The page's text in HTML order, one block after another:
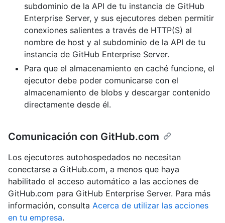
subdominio de la API de tu instancia de GitHub
Enterprise Server, y sus ejecutores deben permitir
conexiones salientes a través de HTTP(S) al
nombre de host y al subdominio de la API de tu
instancia de GitHub Enterprise Server.
Para que el almacenamiento en caché funcione, el
ejecutor debe poder comunicarse con el
almacenamiento de blobs y descargar contenido
directamente desde él.
Comunicación con GitHub.com
Los ejecutores autohospedados no necesitan
conectarse a GitHub.com, a menos que haya
habilitado el acceso automático a las acciones de
GitHub.com para GitHub Enterprise Server. Para más
información, consulta Acerca de utilizar las acciones
en tu empresa.